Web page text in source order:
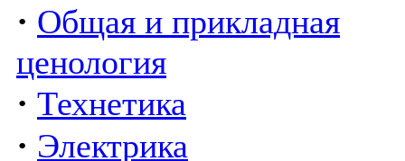
· Общая и прикладная
ценология
· Технетика
· Электрика